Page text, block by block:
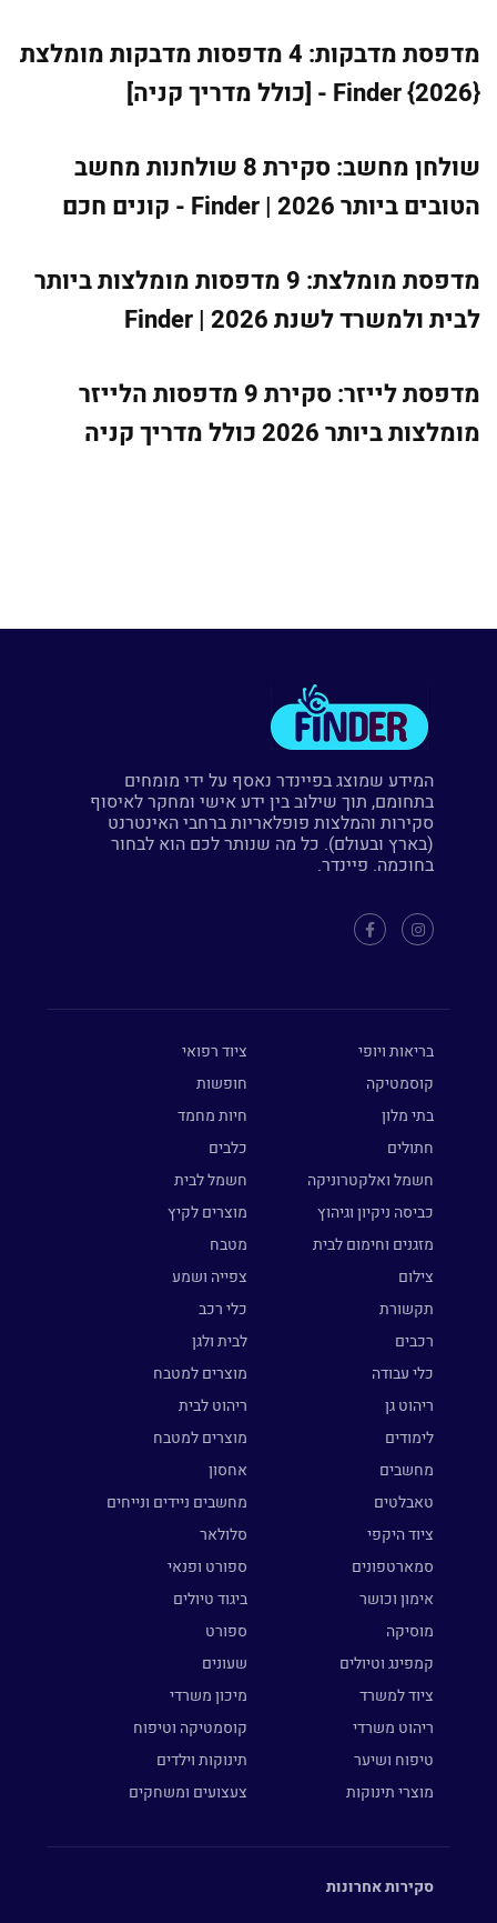
מדפסת מדבקות: 4 מדפסות מדבקות מומלצת
{2026} Finder - [כולל מדריך קניה]
שולחן מחשב: סקירת 8 שולחנות מחשב
הטובים ביותר 2026 | Finder - קונים חכם
מדפסת מומלצת: 9 מדפסות מומלצות ביותר
לבית ולמשרד לשנת 2026 | Finder
מדפסת לייזר: סקירת 9 מדפסות הלייזר
מומלצות ביותר 2026 כולל מדריך קניה
המידע שמוצג בפיינדר נאסף על ידי מומחים
בתחומם, תוך שילוב בין ידע אישי ומחקר לאיסוף
סקירות והמלצות פופלאריות ברחבי האינטרנט
(בארץ ובעולם). כל מה שנותר לכם הוא לבחור
בחוכמה. פיינדר.
בריאות ויופי
ציוד רפואי
קוסמטיקה
חופשות
בתי מלון
חיות מחמד
חתולים
כלבים
חשמל ואלקטרוניקה
חשמל לבית
כביסה ניקיון וגיהוץ
מוצרים לקיץ
מזגנים וחימום לבית
מטבח
צילום
צפייה ושמע
תקשורת
כלי רכב
רכבים
לבית ולגן
כלי עבודה
מוצרים למטבח
ריהוט גן
ריהוט לבית
לימודים
מוצרים למטבח
מחשבים
אחסון
טאבלטים
מחשבים ניידים ונייחים
ציוד היקפי
סלולאר
סמארטפונים
ספורט ופנאי
אימון וכושר
ביגוד טיולים
מוסיקה
ספורט
קמפינג וטיולים
שעונים
ציוד למשרד
מיכון משרדי
ריהוט משרדי
קוסמטיקה וטיפוח
טיפוח ושיער
תינוקות וילדים
מוצרי תינוקות
צעצועים ומשחקים
סקירות אחרונות